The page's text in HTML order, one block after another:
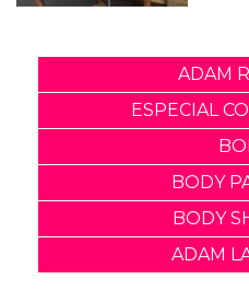
ADAM
ESPECIAL
BODY
BODY
ADAM